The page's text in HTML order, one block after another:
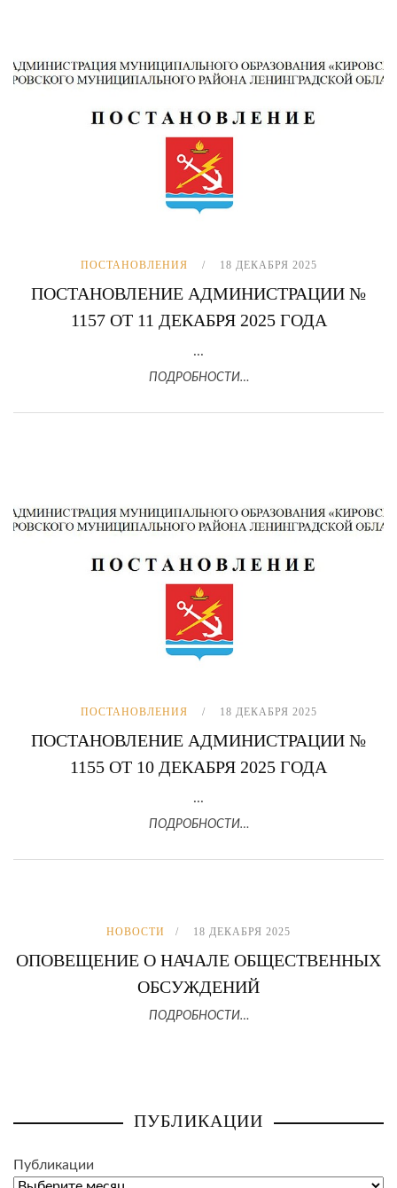
ПОСТАНОВЛЕНИЯ 18 ДЕКАБРЯ 2025
ПОСТАНОВЛЕНИЕ АДМИНИСТРАЦИИ №
1157 ОТ 11 ДЕКАБРЯ 2025 ГОДА
...
ПОДРОБНОСТИ…
ПОСТАНОВЛЕНИЯ 18 ДЕКАБРЯ 2025
ПОСТАНОВЛЕНИЕ АДМИНИСТРАЦИИ №
1155 ОТ 10 ДЕКАБРЯ 2025 ГОДА
...
ПОДРОБНОСТИ…
НОВОСТИ 18 ДЕКАБРЯ 2025
ОПОВЕЩЕНИЕ О НАЧАЛЕ ОБЩЕСТВЕННЫХ
ОБСУЖДЕНИЙ
ПОДРОБНОСТИ…
ПУБЛИКАЦИИ
Публикации